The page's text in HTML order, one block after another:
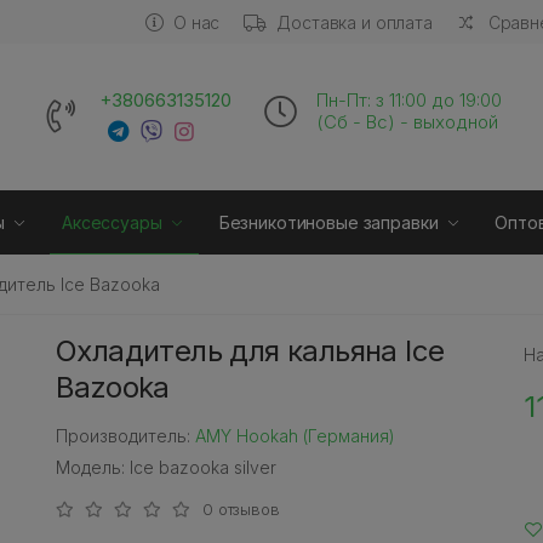
О нас Доставка и оплата
+380663135120
Пн-Пт: з 11:00 до 19:00
(Сб - Вс) - выходной
Аксессуары Безникотиновые заправки
Ice Bazooka
Охладитель для кальяна Ice
Bazooka
Производитель: AMY Hookah (Германия)
Модель: Ice bazooka silver
0 отзывов